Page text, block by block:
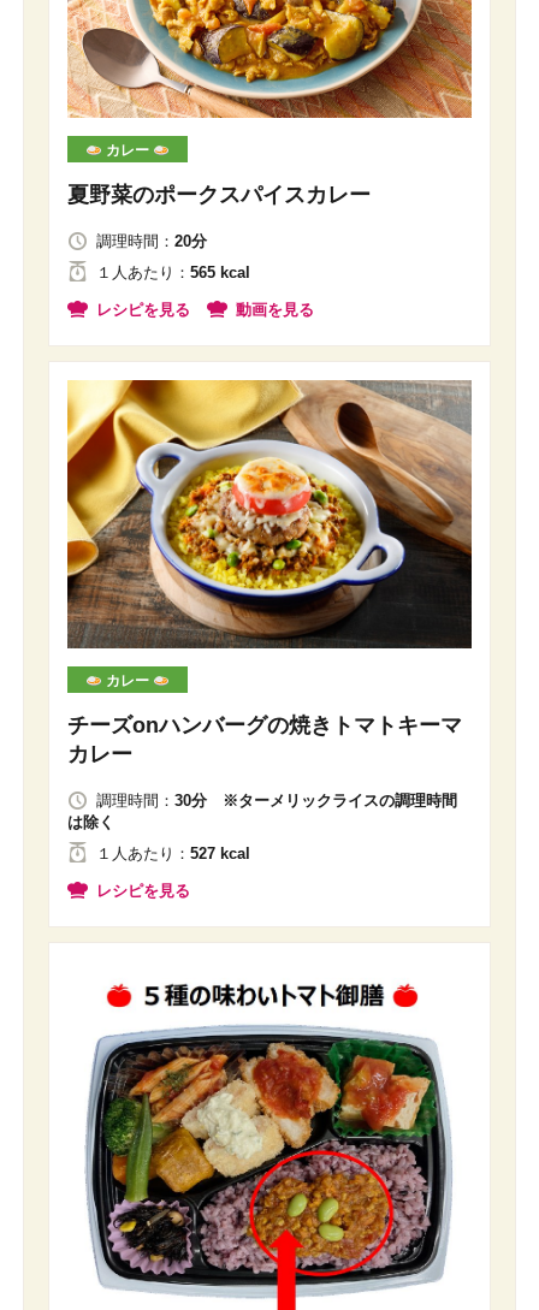
カレー
夏野菜のポークスパイスカレー
調理時間： 20分
１人あたり ： 565 kcal
レシピを見る 動画を見る
カレー
チーズonハンバーグの焼きトマトキーマ
カレー
調理時間： 30分 ※ターメリックライスの調理時間
は除く
１人 あたり ： 527 kcal
レシピを見る